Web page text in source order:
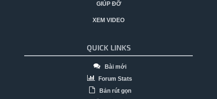
GIÚP ĐỠ
XEM VIDEO
QUICK LINKS
Bài mới
Forum Stats
Bản rút gọn